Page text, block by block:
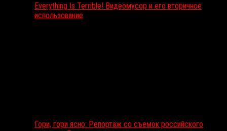
Everything Is Terrible! Видеомусор и его вторичное
использование
Гори, гори ясно: Репортаж со съемок российского